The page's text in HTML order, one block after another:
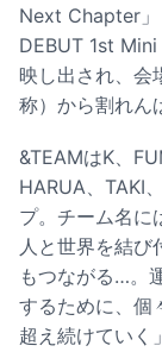
Next Chapter」
DEBUT 1st
映し出され、会
称）から割れん
&TEAMはK、
HARUA、TAKI
プ。チーム名に
人と世界を結び
もつながる…。
するために、個
超え続けていく